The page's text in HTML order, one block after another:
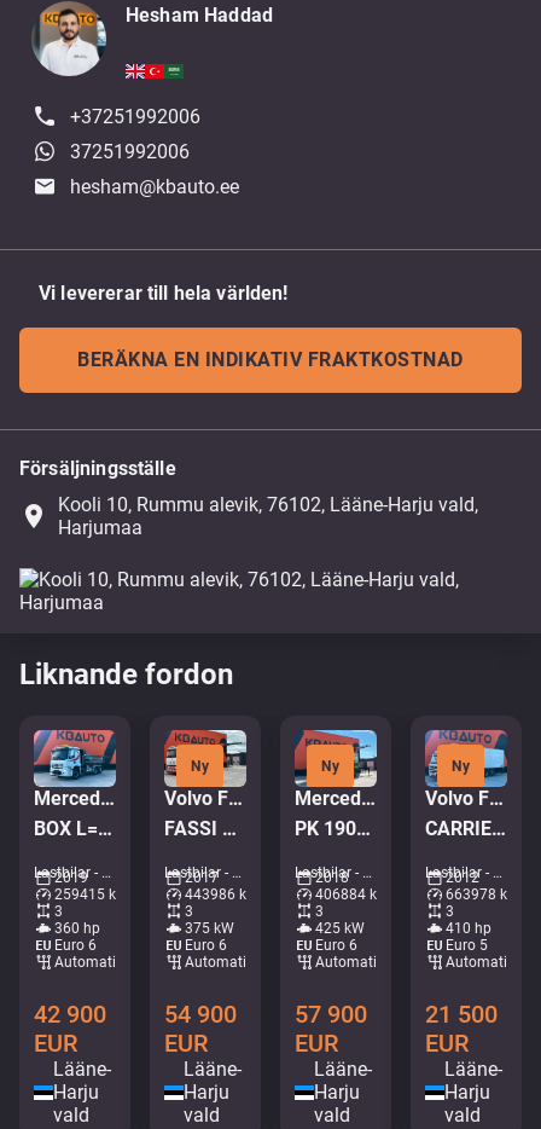
Hesham Haddad
+37251992006
37251992006
hesham@kbauto.ee
Vi levererar till hela världen!
BERÄKNA EN INDIKATIV FRAKTKOSTNAD
Försäljningsställe
place
Kooli 10, Rummu alevik, 76102, Lääne-Harju vald,
Harjumaa
Liknande fordon
Mercedes-Benz Arocs 2836 6x2
BOX L=5592 mm
Lastbilar - Tippbil • M621-7975
2019
259415 km
3
360 hp
Euro 6
Automatisk
42 900
EUR
Lääne-
Harju
vald
Ny
Volvo FH 500 6x2
FASSI F195A.2.25 / PLATFORM L=6510 mm
Lastbilar - Kran med fastflak • M705-0206
2017
443986 km
3
375 kW
Euro 6
Automatisk
54 900
EUR
Lääne-
Harju
vald
Ny
Mercedes-Benz Actros 2658 6x4
PK 19001 / RETARDER / BOX L=6628 mm
Lastbilar - Kran med tippbart flak • M250-6011
2018
406884 km
3
425 kW
Euro 6
Automatisk
57 900
EUR
Lääne-
Harju
vald
Ny
Volvo FM410 6x2*4
CARRIER SUPRA 950 MT / 2 ZONE FRIDGE
Lastbilar - Kylskåp • M420-1252
2012
663978 km
3
410 hp
Euro 5
Automatisk
21 500
EUR
Lääne-
Harju
vald